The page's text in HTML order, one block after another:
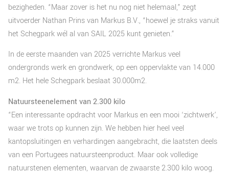
bezigheden. “Maar zover is het nu nog niet helemaal,” zegt
uitvoerder Nathan Prins van Markus B.V., “hoewel je straks vanuit
het Schegpark wél al van SAIL 2025 kunt genieten.”
In de eerste maanden van 2025 verrichte Markus veel
ondergronds werk en grondwerk, op een oppervlakte van 14.000
m2. Het hele Schegpark beslaat 30.000m2.
Natuursteenelement van 2.300 kilo
“Een interessante opdracht voor Markus en een mooi ‘zichtwerk’,
waar we trots op kunnen zijn. We hebben hier heel veel
kantopsluitingen en verhardingen aangebracht, die laatsten deels
van een Portugees natuursteenproduct. Maar ook volledige
natuurstenen elementen, waarvan de zwaarste 2.300 kilo woog.